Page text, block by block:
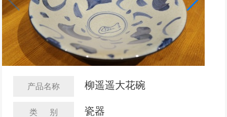
产品名称 柳遥遥大花碗
类 别 瓷器